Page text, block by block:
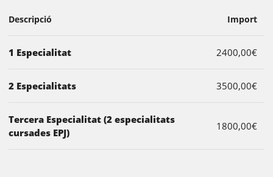
Descripció Import
1 Especialitat 2400,00€
2 Especialitats 3500,00€
Tercera Especialitat (2 especialitats
cursades EPJ)
1800,00€